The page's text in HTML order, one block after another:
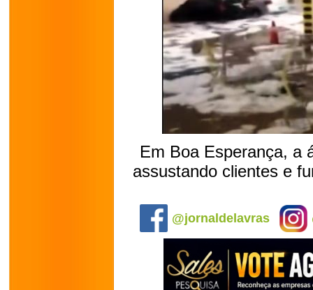
Em Boa Esperança, a
assustando clientes e
@jornaldelavras